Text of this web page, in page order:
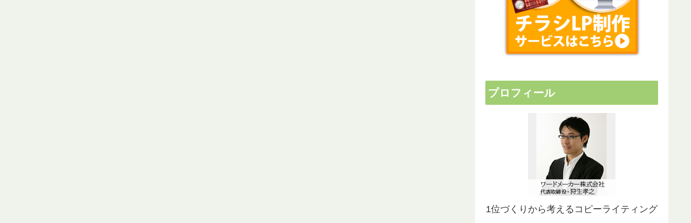
プロフィール
1位づくりから考えるコピーライティング